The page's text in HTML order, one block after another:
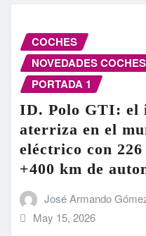
COCHES
NOVEDADES COCHES
PORTADA 1
ID. Polo GTI: el
aterriza en el
eléctrico con
+400 km de
José Armando
May 15, 2026